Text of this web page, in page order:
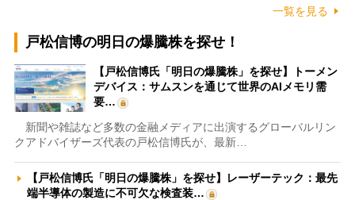
一覧を見る
戸松信博の明日の爆騰株を探せ！
【戸松信博氏「明日の爆騰株」を探せ】トーメン
デバイス：サムスンを通じて世界のAIメモリ需
要…
新聞や雑誌など多数の金融メディアに出演するグローバルリン
クアドバイザーズ代表の戸松信博氏が、最新…
【戸松信博氏「明日の爆騰株」を探せ】レーザーテック：最先
端半導体の製造に不可欠な検査装…